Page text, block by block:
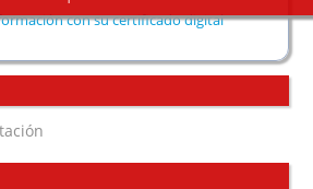
con su certificado digital